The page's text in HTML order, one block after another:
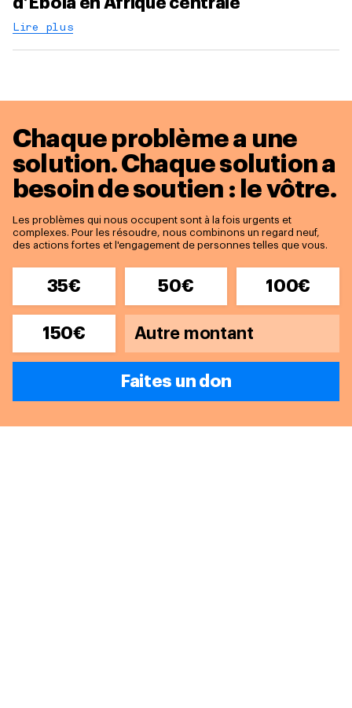
Lire plus
Chaque problème a une
solution.Chaque solution a
besoin de soutien : le vôtre.
Les problèmes qui nous occupent sont à la fois urgents et
complexes. Pour les résoudre, nous combinons un regard neuf,
des actions fortes et l'engagement de personnes telles que vous.
35€ 50€ 100€
150€
Faites un don